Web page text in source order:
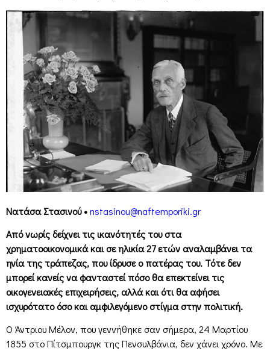
Νατάσα Στασινού •nstasinou@naftemporiki.gr
Από νωρίς δείχνει τις ικανότητές του στα
χρηματοοικονομικά και σε ηλικία 27 ετών αναλαμβάνει τα
ηνία της τράπεζας, που ίδρυσε ο πατέρας του. Τότε δεν
μπορεί κανείς να φανταστεί πόσο θα επεκτείνει τις
οικογενειακές επιχειρήσεις, αλλά και ότι θα αφήσει
ισχυρότατο όσο και αμφιλεγόμενο στίγμα στην πολιτική.
Ο Άντριου Μέλον, που γεννήθηκε σαν σήμερα, 24 Μαρτίου
1855 στο Πίτσμπουργκ της Πενσυλβάνια, δεν χάνει χρόνο. Με